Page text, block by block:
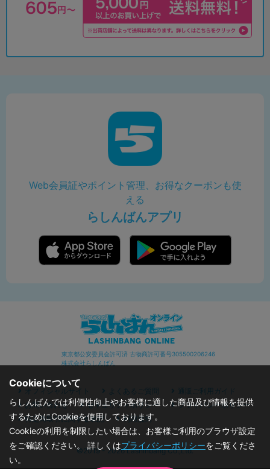
Web会員証やポイント管理、お得なクーポンも使
える
らしんばんアプリ
東京都公安委員会許可済 古物商許可番号305500206246
株式会社らしんばん
オフィシャルサイト よくあるご質問
通販ご利用ガイド
お問い合わせ
セキュリティポリシー
プライバシーポリシー
特定商取引に関する表記
利用規約
©2019 - 2026 Lashinbang Co.,Ltd.
Cookieについて
らしんばんでは利便性向上やお客様に適した商品及び情報を提供
するためにCookieを使用しております。
Cookieの利用を制限したい場合は、お客様ご利用のブラウザ設定
をご確認ください。 詳しくはプライバシーポリシーをご覧くださ
い。